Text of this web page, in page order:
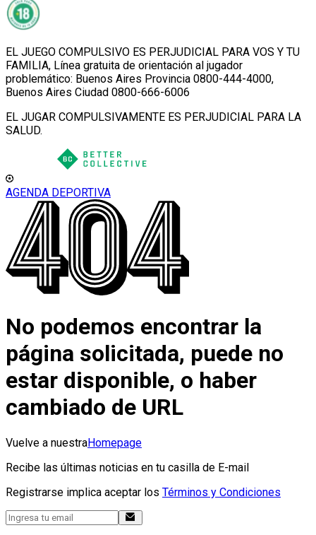
EL JUEGO COMPULSIVO ES PERJUDICIAL PARA VOS Y TU
FAMILIA, Línea gratuita de orientación al jugador
problemático: Buenos Aires Provincia 0800-444-4000,
Buenos Aires Ciudad 0800-666-6006
EL JUGAR COMPULSIVAMENTE ES PERJUDICIAL PARA LA
SALUD.
AGENDA DEPORTIVA
No podemos encontrar la
página solicitada, puede no
estar disponible, o haber
cambiado de URL
Vuelve a nuestraHomepage
Recibe las últimas noticias en tu casilla de E-mail
Registrarse implica aceptar los Términos y Condiciones